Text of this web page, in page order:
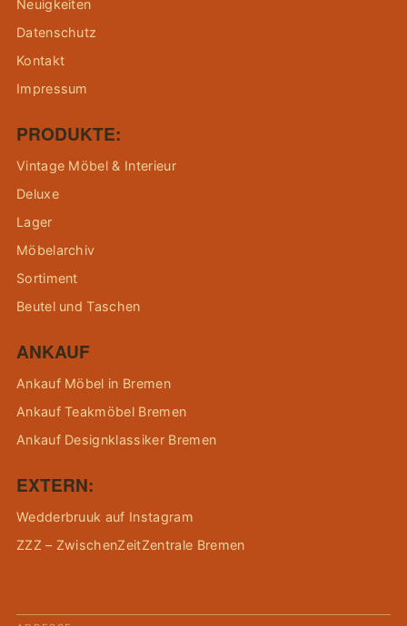
Neuigkeiten
Datenschutz
Kontakt
Impressum
PRODUKTE:
Vintage Möbel & Interieur
Deluxe
Lager
Möbelarchiv
Sortiment
Beutel und Taschen
ANKAUF
Ankauf Möbel in Bremen
Ankauf Teakmöbel Bremen
Ankauf Designklassiker Bremen
EXTERN:
Wedderbruuk auf Instagram
ZZZ – ZwischenZeitZentrale Bremen